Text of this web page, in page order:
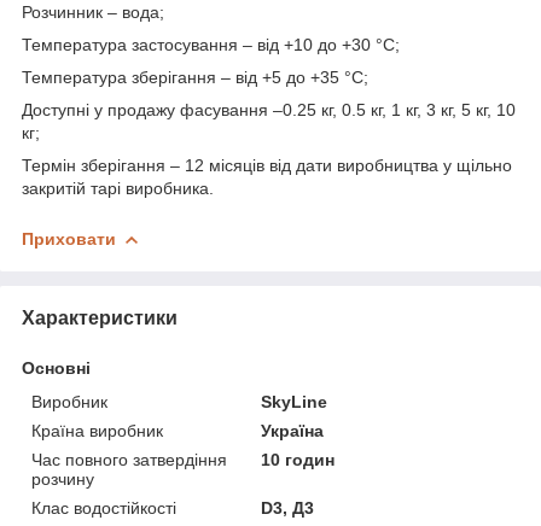
Розчинник – вода;
Температура застосування – від +10 до +30 °С;
Температура зберігання – від +5 до +35 °С;
Доступні у продажу фасування –0.25 кг, 0.5 кг, 1 кг, 3 кг, 5 кг, 10
кг;
Термін зберігання – 12 місяців від дати виробництва у щільно
закритій тарі виробника.
Приховати
Характеристики
Основні
Виробник
SkyLine
Країна виробник
Україна
Час повного затвердіння
розчину
10 годин
Клас водостійкості D3, Д3